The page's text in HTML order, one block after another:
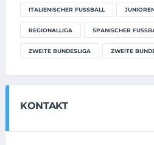
ITALIENISCHER FUSSBALL
REGIONALLIGA SPANISCHER
ZWEITE BUNDESLIGA ZWEITE
KONTAKT